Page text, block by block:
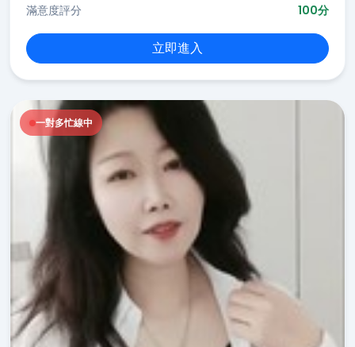
滿意度評分
100分
立即進入
一對多忙線中